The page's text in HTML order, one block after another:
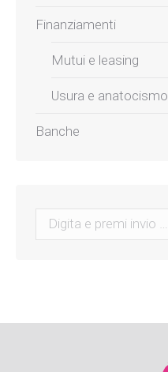
Finanziamenti
Mutui e leasing
Usura e anatocismo
Banche
Search: